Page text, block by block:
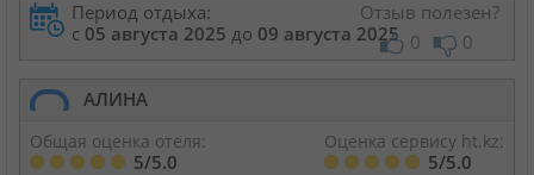
Загрузить приложение из App Store
Период отдыха:
с 05 августа 2025 до 09 августа 2025
Отзыв полезен?
0
0
АЛИНА
Общая оценка отеля:
5/5.0
Оценка сервису ht.kz:
5/5.0